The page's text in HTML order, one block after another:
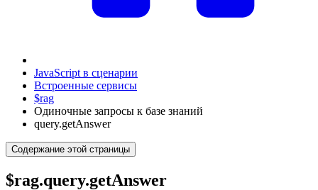
JavaScript в сценарии
Встроенные сервисы
$rag
Одиночные запросы к базе знаний
query.getAnswer
Содержание этой страницы
$rag.query.getAnswer